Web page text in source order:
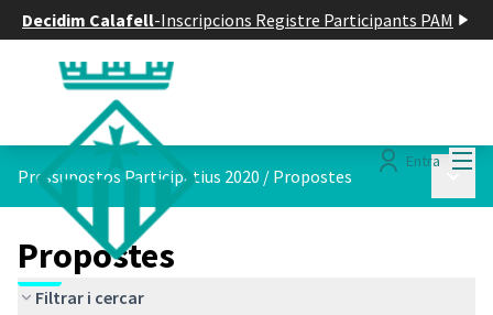
Decidim Calafell-Inscripcions Registre Participants PAM
Entra
Pressupostos Participatius 2020 / Propostes
Propostes
Filtrar i cercar